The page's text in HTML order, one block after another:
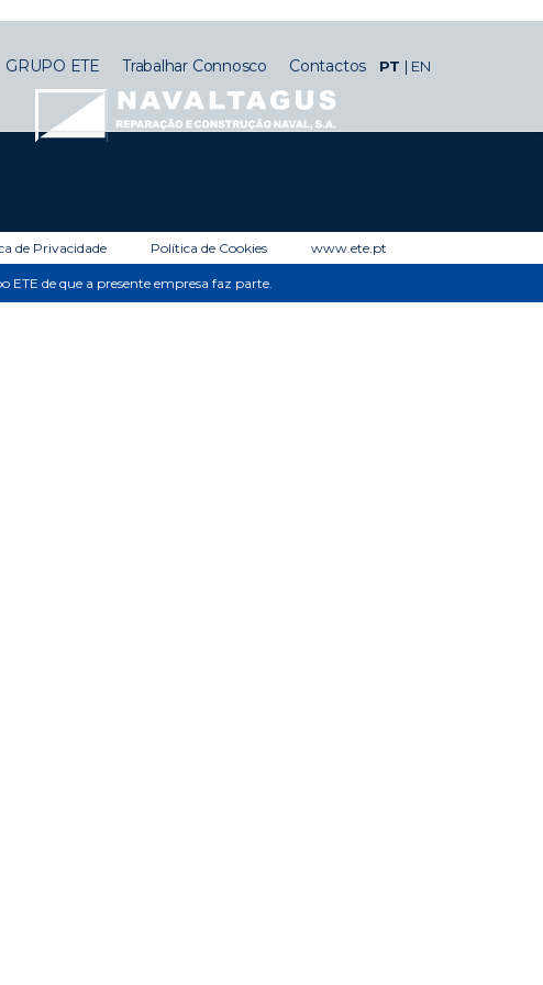
GRUPO ETE Trabalhar Connosco Contactos PT EN
de Privacidade Política de Cookies www.ete.pt
ETE de que a presente empresa faz parte.